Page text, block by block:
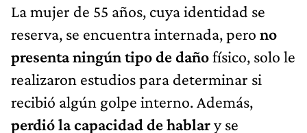
La mujer de 55 años, cuya identidad se
reserva, se encuentra internada, pero no
presenta ningún tipo de dañofísico, solo le
realizaron estudios para determinar si
recibió algún golpe interno. Además,
perdió la capacidad de hablary se